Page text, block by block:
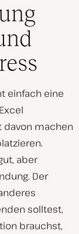
einfach eine
davon machen
aber
Der
solltest,
brauchst,